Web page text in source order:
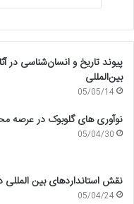
پیوند تاریخ و انسان‌شناسی در
بین‌المللی
05/05/14
نوآوری های گلوبوک در عرصه
05/04/30
نقش استانداردهای بین المللی
05/04/24